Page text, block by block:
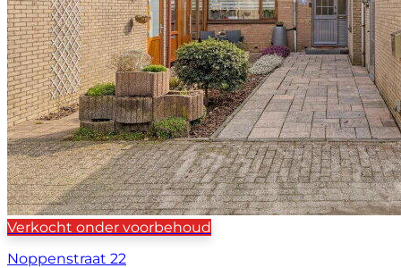
Verkocht onder voorbehoud
Noppenstraat 22